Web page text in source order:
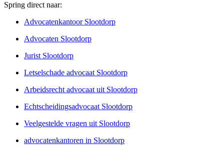
Spring direct naar:
Advocatenkantoor Slootdorp
Advocaten Slootdorp
Jurist Slootdorp
Letselschade advocaat Slootdorp
Arbeidsrecht advocaat uit Slootdorp
Echtscheidingsadvocaat Slootdorp
Veelgestelde vragen uit Slootdorp
advocatenkantoren in Slootdorp